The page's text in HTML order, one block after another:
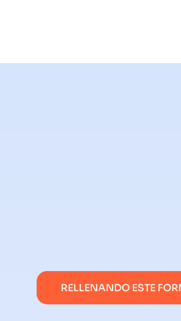
RELLENANDO ESTE